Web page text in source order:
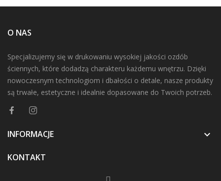
O NAS
Specjalizujemy się w drukowaniu wysokiej jakości ozdób
ściennych, które dodadzą charakteru każdemu wnętrzu. Dzięki
nowoczesnym technologiom i dbałości o detale, nasze produkty
są trwałe, estetyczne i idealnie dopasowane do Twoich potrzeb.
INFORMACJE 
KONTAKT